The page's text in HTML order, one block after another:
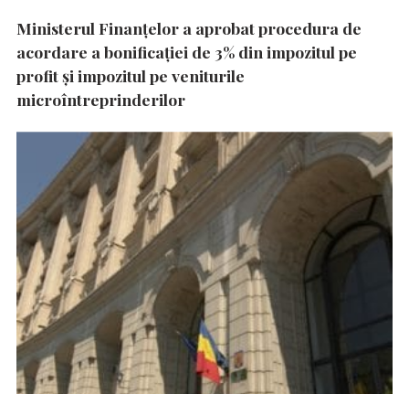
Ministerul Finanțelor a aprobat procedura de
acordare a bonificației de 3% din impozitul pe
profit și impozitul pe veniturile
microîntreprinderilor